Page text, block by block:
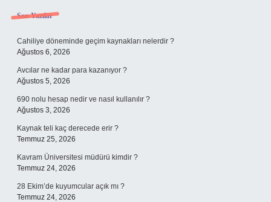
Sidebar
Son Yazılar
Cahiliye döneminde geçim kaynakları nelerdir ?
Ağustos 6, 2026
Avcılar ne kadar para kazanıyor ?
Ağustos 5, 2026
690 nolu hesap nedir ve nasıl kullanılır ?
Ağustos 3, 2026
Kaynak teli kaç derecede erir ?
Temmuz 25, 2026
Kavram Üniversitesi müdürü kimdir ?
Temmuz 24, 2026
28 Ekim’de kuyumcular açık mı ?
Temmuz 24, 2026